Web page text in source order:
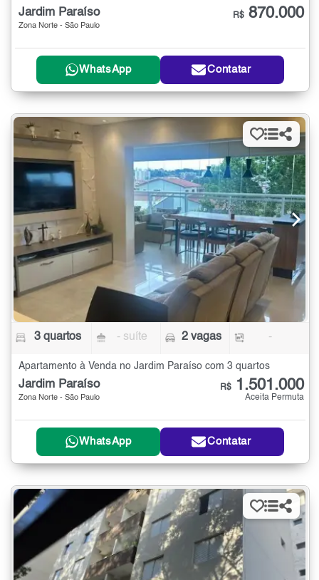
Jardim Paraíso
Zona Norte - São Paulo
R$ 870.000
WhatsApp Contatar
3 quartos - suíte 2 vagas -
Apartamento à Venda no Jardim Paraíso com 3 quartos
Jardim Paraíso
Zona Norte - São Paulo
R$ 1.501.000
Aceita Permuta
WhatsApp Contatar